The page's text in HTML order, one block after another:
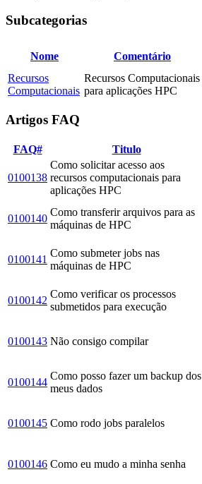
Subcategorias
Nome Comentário
Recursos
Computacionais
Recursos Computacionais
para aplicações HPC
Artigos FAQ
FAQ# Titulo
0100138
Como solicitar acesso aos
recursos computacionais para
aplicações HPC
0100140
Como transferir arquivos para as
máquinas de HPC
0100141
Como submeter jobs nas
máquinas de HPC
0100142
Como verificar os processos
submetidos para execução
0100143 Não consigo compilar
0100144
Como posso fazer um backup dos
meus dados
0100145 Como rodo jobs paralelos
0100146 Como eu mudo a minha senha